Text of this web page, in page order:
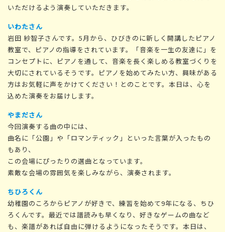
いただけるよう演奏していただきます。
いわたさん
岩田 紗智子さんです。5月から、ひびきのに新しく開講したピアノ
教室で、ピアノの指導をされています。「音楽を一生の友達に」を
コンセプトに、ピアノを通して、音楽を長く楽しめる教室づくりを
大切にされているそうです。ピアノを始めてみたい方、興味がある
方はお気軽に声をかけてください！とのことです。本日は、心を
込めた演奏をお届けします。
やまださん
今回演奏する曲の中には、
曲名に「公園」や「ロマンティック」といった言葉が入ったもの
もあり、
この会場にぴったりの選曲となっています。
素敵な会場の雰囲気を楽しみながら、演奏されます。
ちひろくん
幼稚園のころからピアノが好きで、練習を始めて9年になる、ちひ
ろくんです。最近では譜読みも早くなり、好きなゲームの曲など
も、楽譜があれば自由に弾けるようになったそうです。本日は、